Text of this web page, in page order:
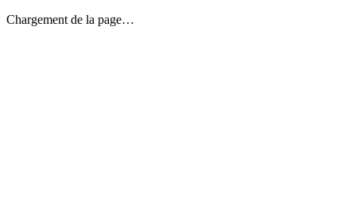
Chargement de la page…